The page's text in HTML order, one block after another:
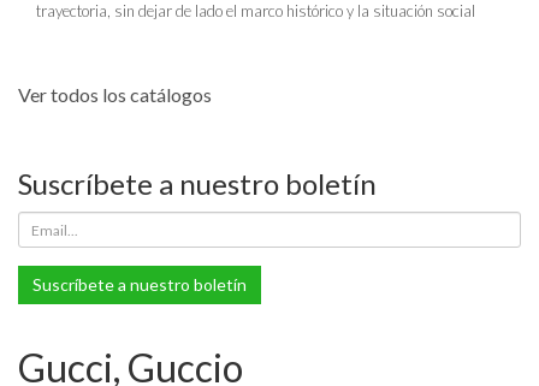
trayectoria, sin dejar de lado el marco histórico y la situación social
Ver todos los catálogos
Suscríbete a nuestro boletín
Suscríbete a nuestro boletín
Gucci, Guccio